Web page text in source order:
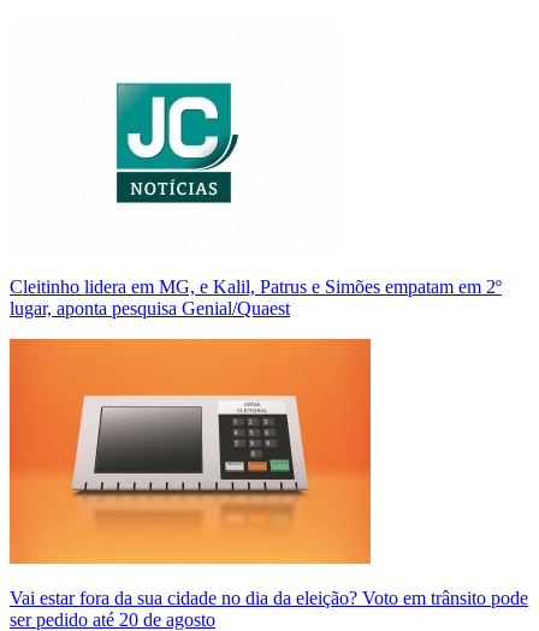
Cleitinho lidera em MG, e Kalil, Patrus e Simões empatam em 2º
lugar, aponta pesquisa Genial/Quaest
Vai estar fora da sua cidade no dia da eleição? Voto em trânsito pode
ser pedido até 20 de agosto